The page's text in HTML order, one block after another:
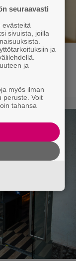
seuraavasti
evästeitä
sivuista, joilla
ja
ja
myös ilman
peruste. Voit
tahansa